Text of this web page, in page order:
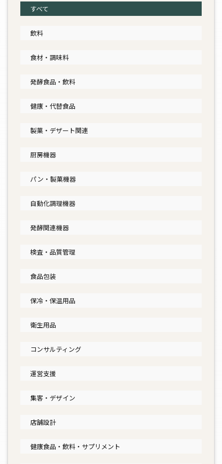
すべて
飲料
食材・調味料
発酵食品・飲料
健康・代替食品
製菓・デザート関連
厨房機器
パン・製菓機器
自動化調理機器
発酵関連機器
検査・品質管理
食品包装
保冷・保温用品
衛生用品
コンサルティング
運営支援
集客・デザイン
店舗設計
健康食品・飲料・サプリメント